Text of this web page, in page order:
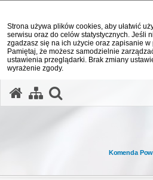
Strona używa plików cookies, aby ułatwić
serwisu oraz do celów statystycznych. Jeśli
zgadzasz się na ich użycie oraz zapisanie
Pamiętaj, że możesz samodzielnie
ustawienia przeglądarki. Brak zmiany
wyrażenie zgody.
Komenda